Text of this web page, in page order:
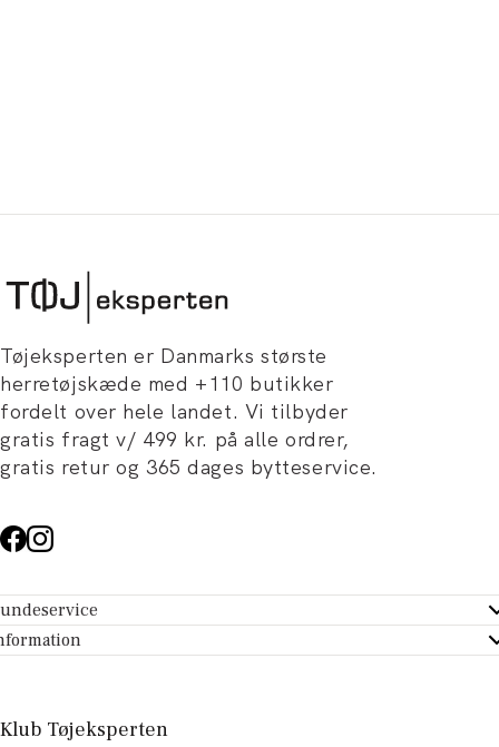
Tøjeksperten er Danmarks største
herretøjskæde med +110 butikker
fordelt over hele landet. Vi tilbyder
gratis fragt v/ 499 kr. på alle ordrer,
gratis retur og 365 dages bytteservice.
- Hjælpecenter
dit køb
Tøjeksperten
og artikler
Klub Tøjeksperten